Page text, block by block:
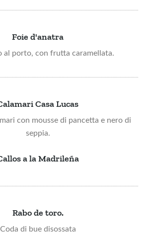
Foie d'anatra
al porto, con frutta caramellata.
Casa Lucas
con mousse di pancetta e nero di
seppia.​
a la Madrileña
Rabo de toro.
Coda di bue disossata